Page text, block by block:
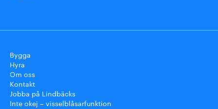
Bygga
Hyra
Om oss
Kontakt
Jobba på Lindbäcks
Inte okej – visselblåsarfunktion